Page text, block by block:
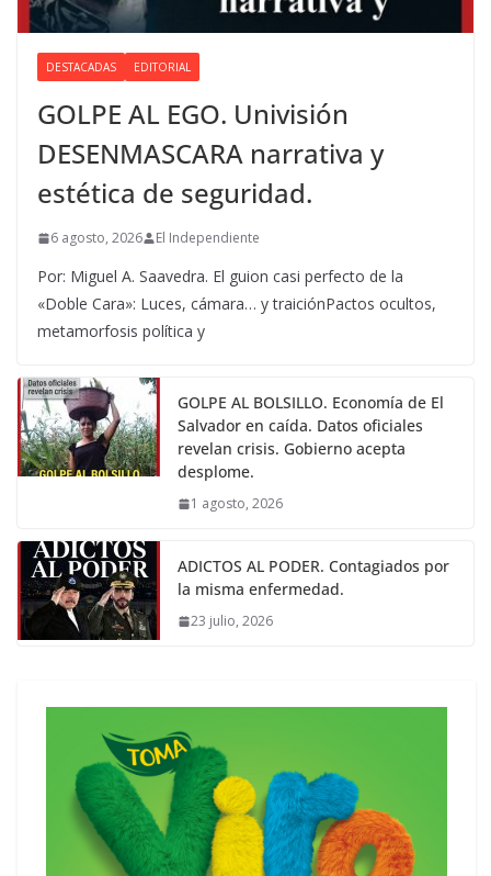
DESTACADAS EDITORIAL
GOLPE AL EGO. Univisión
DESENMASCARA narrativa y
estética de seguridad.
6 agosto, 2026 El Independiente
Por: Miguel A. Saavedra. El guion casi perfecto de la
«Doble Cara»: Luces, cámara… y traiciónPactos ocultos,
metamorfosis política y
GOLPE AL BOLSILLO. Economía de El
Salvador en caída. Datos oficiales
revelan crisis. Gobierno acepta
desplome.
1 agosto, 2026
ADICTOS AL PODER. Contagiados por
la misma enfermedad.
23 julio, 2026